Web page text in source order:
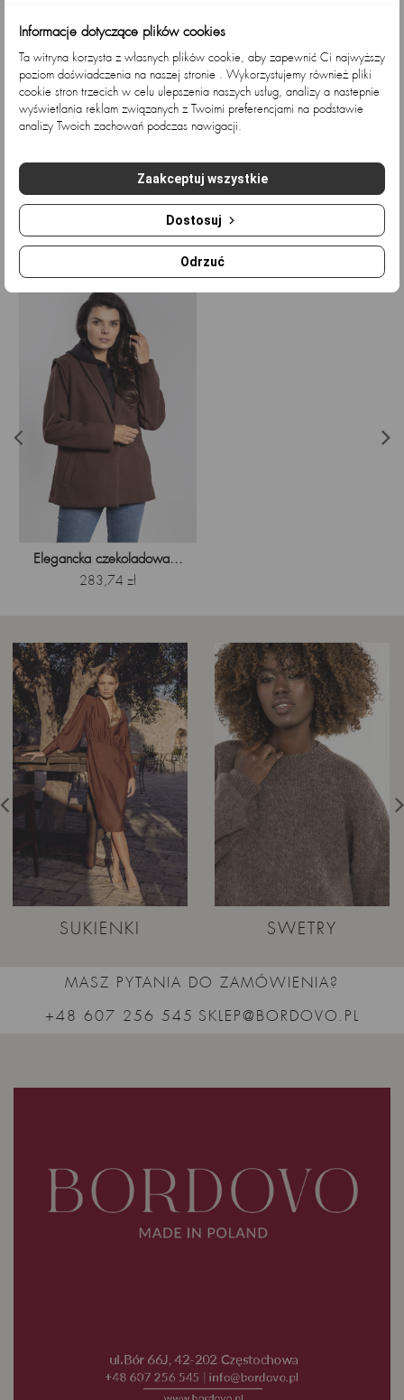
Elegancka czekoladowa...
Cena
202,44 zł
Czekoladowa kurtka damska...
Cena
300,00 zł
Ostatnio przeglądane
Elegancka czekoladowa...
Cena
283,74 zł
SUKIENKI SWETRY
MASZ PYTANIA DO ZAMÓWIENIA?
+48 607 256 545 SKLEP@BORDOVO.PL
Informacje dotyczące plików cookies
Ta witryna korzysta z własnych plików cookie, aby zapewnić Ci najwyższy
poziom doświadczenia na naszej stronie . Wykorzystujemy również pliki
cookie stron trzecich w celu ulepszenia naszych usług, analizy a nastepnie
wyświetlania reklam związanych z Twoimi preferencjami na podstawie
analizy Twoich zachowań podczas nawigacji.
Odrzuć
Dostosuj
Zaakceptuj wszystkie